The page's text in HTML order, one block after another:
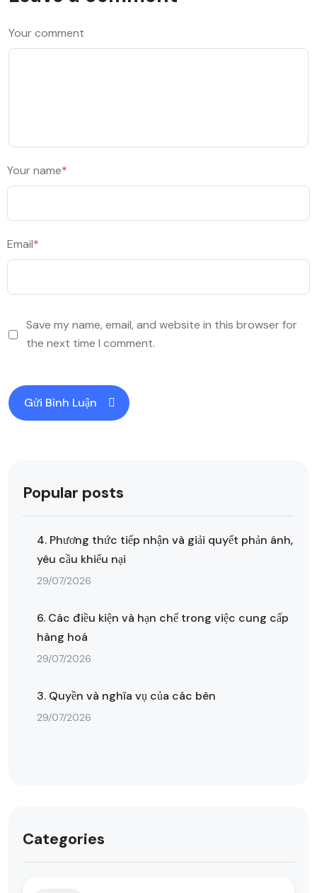
Your comment
Your name*
Email*
Save my name, email, and website in this browser for
the next time I comment.
Popular posts
4. Phương thức tiếp nhận và giải quyết phản ánh,
yêu cầu khiếu nại
29/07/2026
6. Các điều kiện và hạn chế trong việc cung cấp
hàng hoá
29/07/2026
3. Quyền và nghĩa vụ của các bên
29/07/2026
Categories